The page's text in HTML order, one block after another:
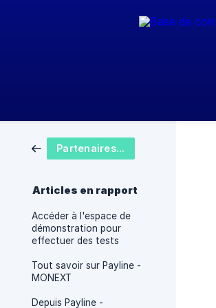
Partenaires - Intégrations
Articles en rapport
Accéder à l'espace de
démonstration pour
effectuer des tests
Tout savoir sur Payline -
MONEXT
Depuis Payline -